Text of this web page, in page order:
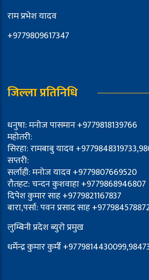
राम प्रभेश यादव
+9779809617347
जिल्ला प्रतिनिधि
धनुषा: मनोज पासमान +9779818139766
महोतरी:
सिरहा: रामबाबु यादव
सप्तरी:
सर्लाही: मनोज यादव +9779807669520
रौतहट: चन्दन कुशवाहा +9779868946807
दिपेश कुमार साह +9779821167837
बारा,पर्सा: पवन प्रसाद साह
लुम्बिनी प्रदेश ब्युरो प्रमुख
धर्मेन्द्र कुमार कुर्मी